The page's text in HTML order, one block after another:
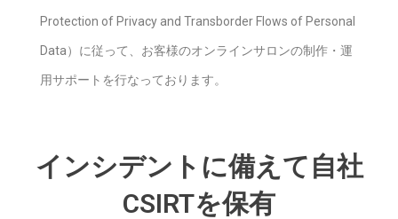
Protection of Privacy and Transborder Flows of Personal
Data​）に従って、お客様のオンラインサロンの制作・運
用サポートを行なっております。
インシデントに備えて自社
CSIRTを保有